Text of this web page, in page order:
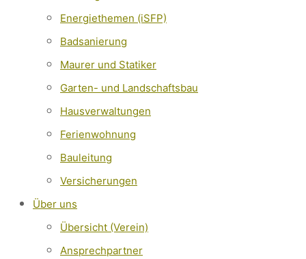
Energiethemen (iSFP)
Badsanierung
Maurer und Statiker
Garten- und Landschaftsbau
Hausverwaltungen
Ferienwohnung
Bauleitung
Versicherungen
Über uns
Übersicht (Verein)
Ansprechpartner